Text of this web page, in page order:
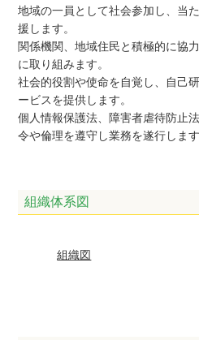
地域の一員として社会参加し、当
援します。
関係機関、地域住民と積極的に協
に取り組みます。
社会的役割や使命を自覚し、自己
ービスを提供します。
個人情報保護法、障害者虐待防止
令や倫理を遵守し業務を遂行します
組織体系図
組織図